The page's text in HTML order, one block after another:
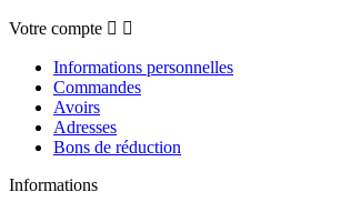
Votre compte  
Informations personnelles
Commandes
Avoirs
Adresses
Bons de réduction
Informations